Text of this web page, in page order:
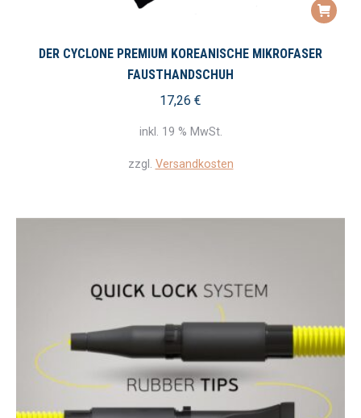
DER CYCLONE PREMIUM KOREANISCHE MIKROFASER
FAUSTHANDSCHUH
17,26 €
inkl. 19 % MwSt.
zzgl. Versandkosten